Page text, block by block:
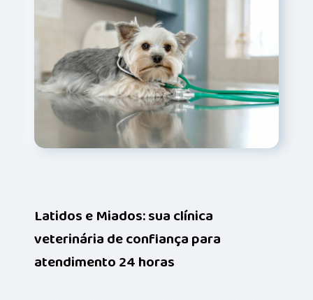
Latidos e Miados: sua clínica
veterinária de confiança para
atendimento 24 horas